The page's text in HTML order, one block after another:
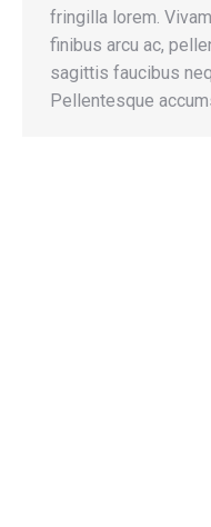
fringilla lorem.
finibus arcu ac,
sagittis faucibus
Pellentesque